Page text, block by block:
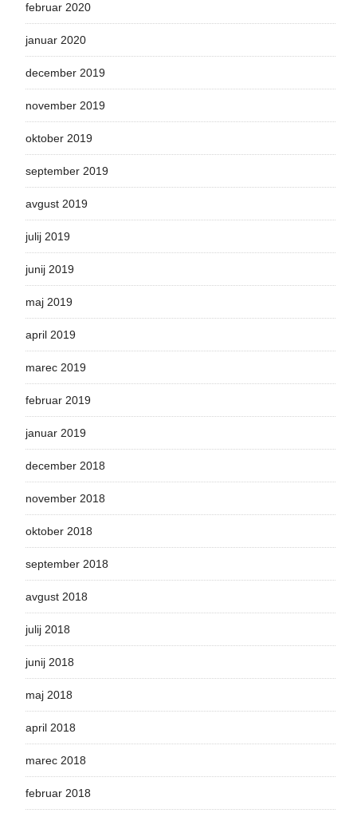
februar 2020
januar 2020
december 2019
november 2019
oktober 2019
september 2019
avgust 2019
julij 2019
junij 2019
maj 2019
april 2019
marec 2019
februar 2019
januar 2019
december 2018
november 2018
oktober 2018
september 2018
avgust 2018
julij 2018
junij 2018
maj 2018
april 2018
marec 2018
februar 2018